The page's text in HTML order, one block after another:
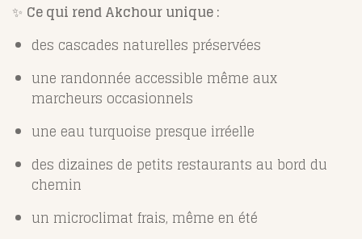
✨ Ce qui rend Akchour unique :
des cascades naturelles préservées
une randonnée accessible même aux
marcheurs occasionnels
une eau turquoise presque irréelle
des dizaines de petits restaurants au bord du
chemin
un microclimat frais, même en été